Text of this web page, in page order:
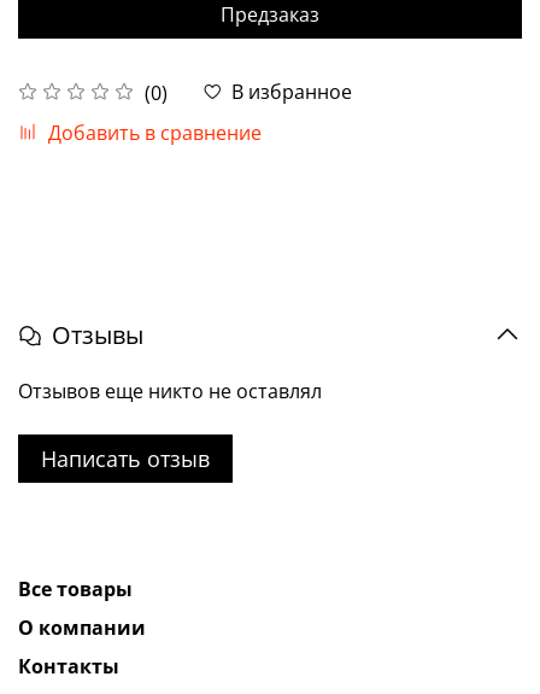
(0)
В избранное
Добавить в сравнение
Предзаказ
Отзывы
Отзывов еще никто не оставлял
Написать отзыв
Все товары
О компании
Контакты